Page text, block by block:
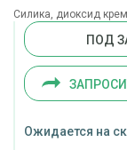
Силика, диоксид
ПОД
Ожидается на